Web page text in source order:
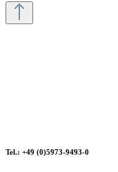
Tel.: +49 (0)5973-9493-0